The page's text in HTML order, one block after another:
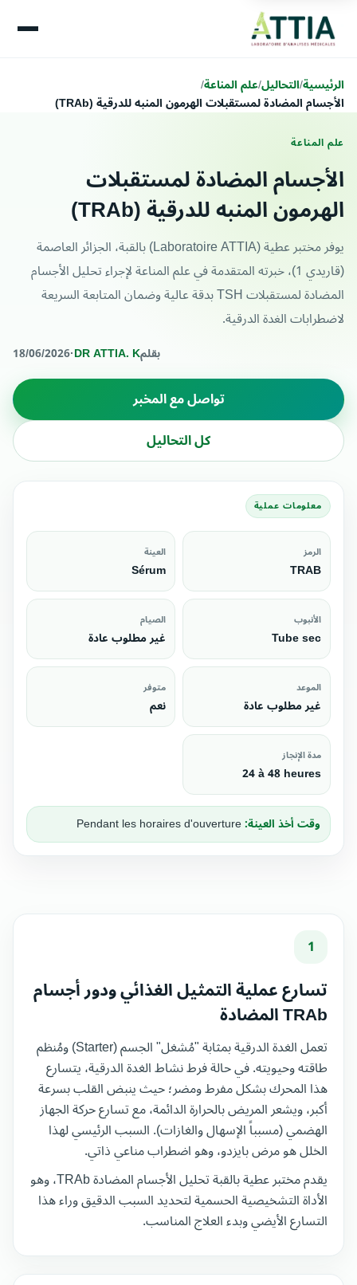
الرئيسية/التحاليل/علم المناعة/
الأجسام المضادة لمستقبلات الهرمون المنبه للدرقية (TRAb)
علم المناعة
الأجسام المضادة لمستقبلات
الهرمون المنبه للدرقية (TRAb)
يوفر مختبر عطية (Laboratoire ATTIA) بالقبة، الجزائر العاصمة
(قاريدي 1)، خبرته المتقدمة في علم المناعة لإجراء تحليل الأجسام
المضادة لمستقبلات TSH بدقة عالية وضمان المتابعة السريعة
لاضطرابات الغدة الدرقية.
بقلمDR ATTIA. K
·
18/06/2026
تواصل مع المخبر
كل التحاليل
معلومات عملية
الرمز
TRAB
العينة
Sérum
الأنبوب
Tube sec
الصيام
غير مطلوب عادة
الموعد
غير مطلوب عادة
متوفر
نعم
مدة الإنجاز
24 à 48 heures
وقت أخذ العينة:
1
تسارع عملية التمثيل الغذائي ودور أجسام
TRAb المضادة
تعمل الغدة الدرقية بمثابة "مُشغل" الجسم (Starter) ومُنظم
طاقته وحيويته. في حالة فرط نشاط الغدة الدرقية، يتسارع
هذا المحرك بشكل مفرط ومضر؛ حيث ينبض القلب بسرعة
أكبر، ويشعر المريض بالحرارة الدائمة، مع تسارع حركة الجهاز
الهضمي (مسبباً الإسهال والغازات). السبب الرئيسي لهذا
الخلل هو مرض بايزدو، وهو اضطراب مناعي ذاتي.
يقدم مختبر عطية بالقبة تحليل الأجسام المضادة TRAb، وهو
الأداة التشخيصية الحسمية لتحديد السبب الدقيق وراء هذا
التسارع الأيضي وبدء العلاج المناسب.